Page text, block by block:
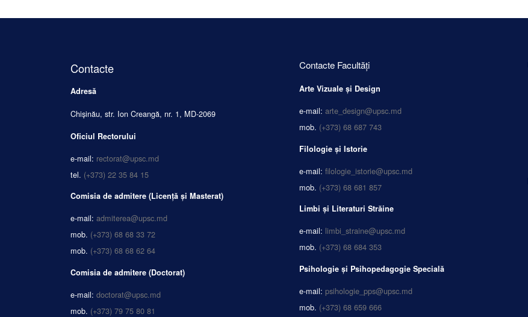
Contacte
Adresă
Chișinău, str. Ion Creangă, nr. 1, MD-2069
Oficiul Rectorului
e-mail: rectorat@upsc.md
tel. (+373) 22 35 84 15
Comisia de admitere (Licență și Masterat)
e-mail: admiterea@upsc.md
mob. (+373) 68 68 33 72
mob. (+373) 68 68 62 64
Comisia de admitere (Doctorat)
e-mail: doctorat@upsc.md
mob. (+373) 79 75 80 81
Contacte Facultăți
Arte Vizuale și Design
e-mail: arte_design@upsc.md
mob. (+373) 68 687 743
Filologie și Istorie
e-mail: filologie_istorie@upsc.md
mob. (+373) 68 681 857
Limbi și Literaturi Străine
e-mail: limbi_straine@upsc.md
mob. (+373) 68 684 353
Psihologie și Psihopedagogie Specială
e-mail: psihologie_pps@upsc.md
mob. (+373) 68 659 666